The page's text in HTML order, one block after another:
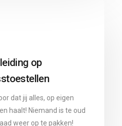
op
dat jij alles, op eigen
haalt! Niemand is te oud
weer op te pakken!